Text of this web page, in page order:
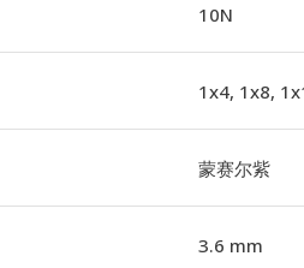
10N
1x4, 1x8,
蒙赛尔紫
3.6 mm